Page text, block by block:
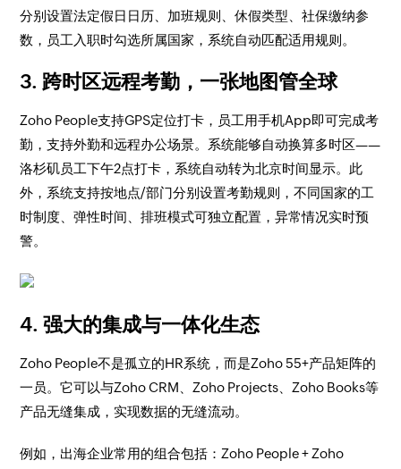
分别设置法定假日日历、加班规则、休假类型、社保缴纳参
数，员工入职时勾选所属国家，系统自动匹配适用规则。
3. 跨时区远程考勤，一张地图管全球
Zoho People支持GPS定位打卡，员工用手机App即可完成考
勤，支持外勤和远程办公场景。系统能够自动换算多时区——
洛杉矶员工下午2点打卡，系统自动转为北京时间显示。此
外，系统支持按地点/部门分别设置考勤规则，不同国家的工
时制度、弹性时间、排班模式可独立配置，异常情况实时预
警。
4. 强大的集成与一体化生态
Zoho People不是孤立的HR系统，而是Zoho 55+产品矩阵的
一员。它可以与Zoho CRM、Zoho Projects、Zoho Books等
产品无缝集成，实现数据的无缝流动。
例如，出海企业常用的组合包括：Zoho People + Zoho